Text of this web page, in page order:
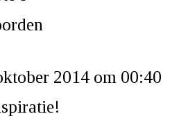
2014 om 00:40